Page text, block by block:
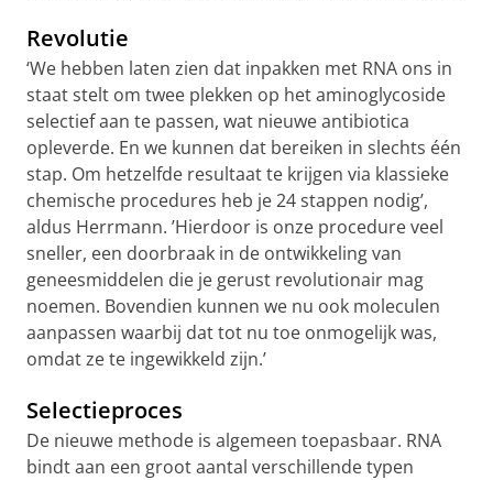
Revolutie
‘We hebben laten zien dat inpakken met RNA ons in
staat stelt om twee plekken op het aminoglycoside
selectief aan te passen, wat nieuwe antibiotica
opleverde. En we kunnen dat bereiken in slechts één
stap. Om hetzelfde resultaat te krijgen via klassieke
chemische procedures heb je 24 stappen nodig’,
aldus Herrmann. ’Hierdoor is onze procedure veel
sneller, een doorbraak in de ontwikkeling van
geneesmiddelen die je gerust revolutionair mag
noemen. Bovendien kunnen we nu ook moleculen
aanpassen waarbij dat tot nu toe onmogelijk was,
omdat ze te ingewikkeld zijn.’
Selectieproces
De nieuwe methode is algemeen toepasbaar. RNA
bindt aan een groot aantal verschillende typen